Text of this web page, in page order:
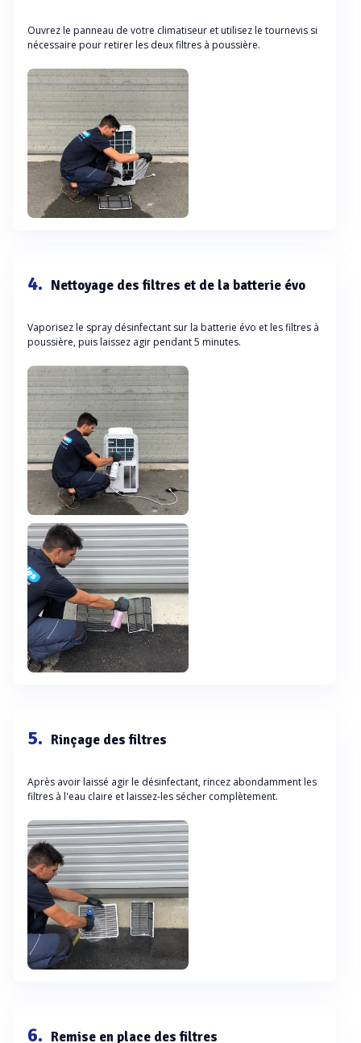
Ouvrez le panneau de votre climatiseur et utilisez le tournevis si
nécessaire pour retirer les deux filtres à poussière.
4. Nettoyage des filtres et de la batterie évo
Vaporisez le spray désinfectant sur la batterie évo et les filtres à
poussière, puis laissez agir pendant 5 minutes.
5. Rinçage des filtres
Après avoir laissé agir le désinfectant, rincez abondamment les
filtres à l'eau claire et laissez-les sécher complètement.
6. Remise en place des filtres